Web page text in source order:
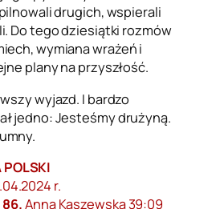
drugich, wspierali
Do tego dziesiątki rozmów
wymiana wrażeń i
plany na przyszłość.
wyjazd. I bardzo
jedno: Jesteśmy drużyną.
r.
86.Anna Kaszewska 39:09